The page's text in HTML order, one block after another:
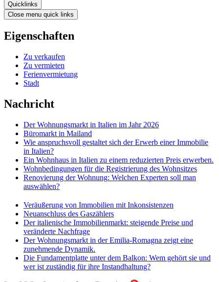
Quicklinks
Close menu quick links
Eigenschaften
Zu verkaufen
Zu vermieten
Ferienvermietung
Stadt
Nachricht
Der Wohnungsmarkt in Italien im Jahr 2026
Büromarkt in Mailand
Wie anspruchsvoll gestaltet sich der Erwerb einer Immobilie
in Italien?
Ein Wohnhaus in Italien zu einem reduzierten Preis erwerben.
Wohnbedingungen für die Registrierung des Wohnsitzes
Renovierung der Wohnung: Welchen Experten soll man
auswählen?
Veräußerung von Immobilien mit Inkonsistenzen
Neuanschluss des Gaszählers
Der italienische Immobilienmarkt: steigende Preise und
veränderte Nachfrage
Der Wohnungsmarkt in der Emilia-Romagna zeigt eine
zunehmende Dynamik.
Die Fundamentplatte unter dem Balkon: Wem gehört sie und
wer ist zuständig für ihre Instandhaltung?